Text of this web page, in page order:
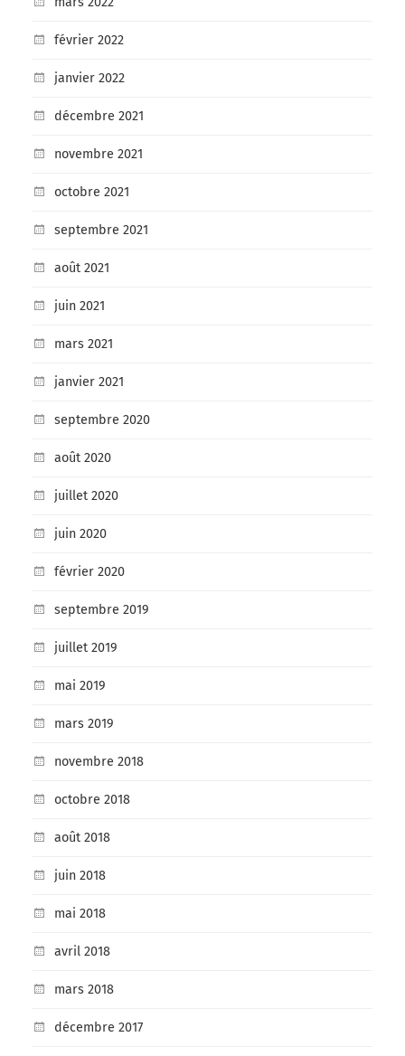
février 2022
janvier 2022
décembre 2021
novembre 2021
octobre 2021
septembre 2021
août 2021
juin 2021
mars 2021
janvier 2021
septembre 2020
août 2020
juillet 2020
juin 2020
février 2020
septembre 2019
juillet 2019
mai 2019
mars 2019
novembre 2018
octobre 2018
août 2018
juin 2018
mai 2018
avril 2018
mars 2018
décembre 2017